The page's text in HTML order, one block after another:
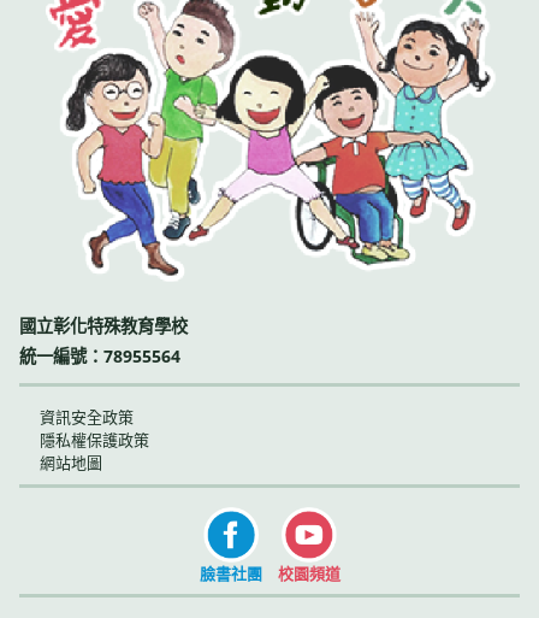
國立彰化特殊教育學校
統一編號：78955564
資訊安全政策
隱私權保護政策
網站地圖
臉書社團 校園頻道